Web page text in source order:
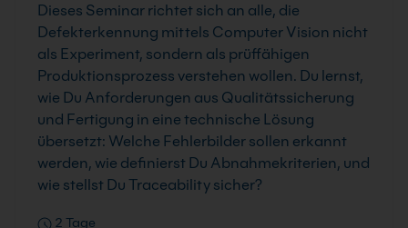
Dieses Seminar richtet sich an alle, die
Defekterkennung mittels Computer Vision nicht
als Experiment, sondern als prüffähigen
Produktionsprozess verstehen wollen. Du lernst,
wie Du Anforderungen aus Qualitätssicherung
und Fertigung in eine technische Lösung
übersetzt: Welche Fehlerbilder sollen erkannt
werden, wie definierst Du Abnahmekriterien, und
wie stellst Du Traceability sicher?
2 Tage